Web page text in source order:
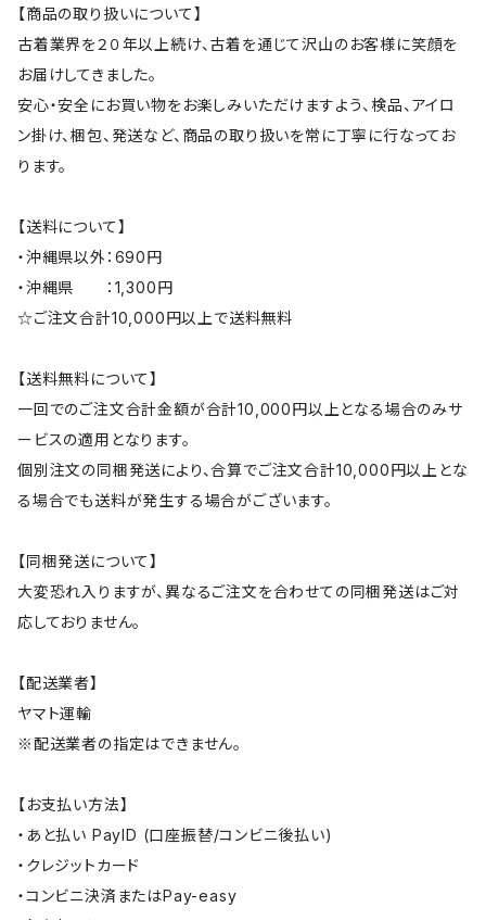
【商品の取り扱いについて】
古着業界を２０年以上続け、古着を通じて沢山のお客様に笑顔を
お届けしてきました。
安心・安全にお買い物をお楽しみいただけますよう、検品、アイロ
ン掛け、梱包、発送など、商品の取り扱いを常に丁寧に行なってお
ります。
【送料について】
・沖縄県以外：690円
・沖縄県 ：1,300円
☆ご注文合計10,000円以上で送料無料
【送料無料について】
一回でのご注文合計金額が合計10,000円以上となる場合のみサ
ービスの適用となります。
個別注文の同梱発送により、合算でご注文合計10,000円以上とな
る場合でも送料が発生する場合がございます。
【同梱発送について】
大変恐れ入りますが、異なるご注文を合わせての同梱発送はご対
応しておりません。
【配送業者】
ヤマト運輸
※配送業者の指定はできません。
【お支払い方法】
・あと払い PayID (口座振替/コンビニ後払い)
・クレジットカード
・コンビニ決済またはPay-easy